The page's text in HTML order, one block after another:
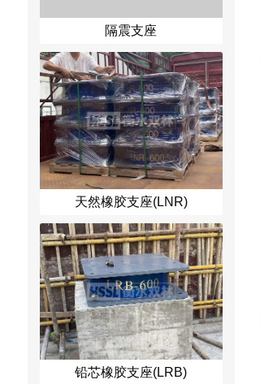
隔震支座
天然橡胶支座(LNR)
铅芯橡胶支座(LRB)